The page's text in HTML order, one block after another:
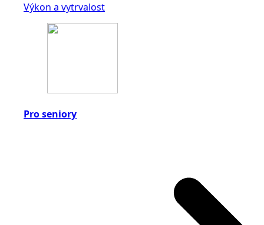
Výkon a vytrvalost
Pro seniory